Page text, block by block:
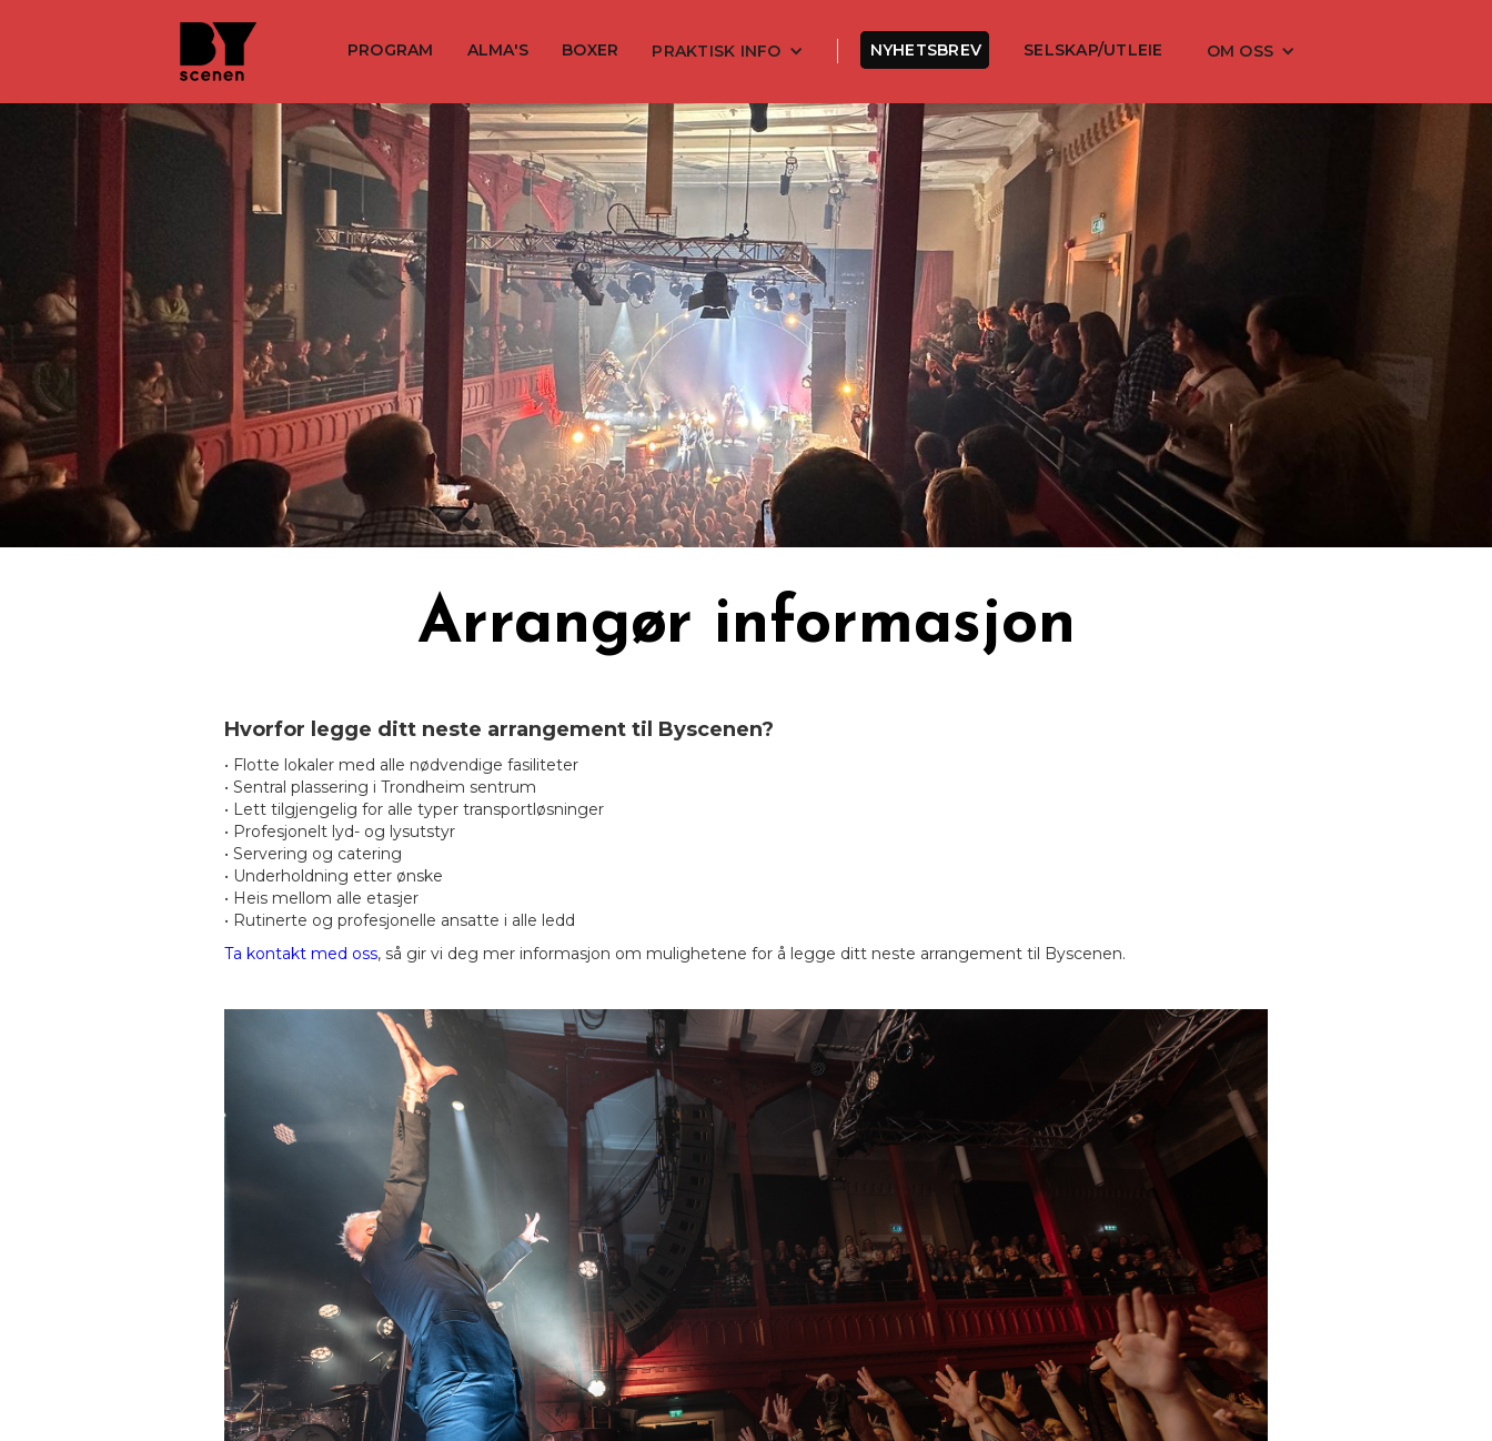
PROGRAM ALMA'S BOXER PRAKTISK INFO NYHETSBREV SELSKAP/UTLEIE OM OSS
Arrangør informasjon
Hvorfor legge ditt neste arrangement til Byscenen?
• Flotte lokaler med alle nødvendige fasiliteter
• Sentral plassering i Trondheim sentrum
• Lett tilgjengelig for alle typer transportløsninger
• Profesjonelt lyd- og lysutstyr
• Servering og catering
• Underholdning etter ønske
• Heis mellom alle etasjer
• Rutinerte og profesjonelle ansatte i alle ledd
Ta kontakt med oss, så gir vi deg mer informasjon om mulighetene for å legge ditt neste arrangement til Byscenen.